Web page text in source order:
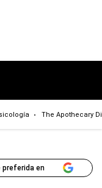
The Apothecary
preferida en